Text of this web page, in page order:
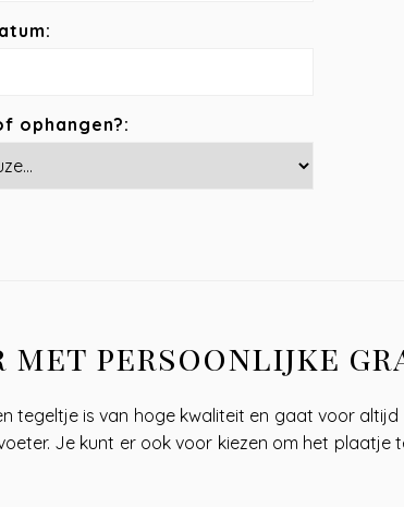
ophangen?:
persoonlijke
tegeltje is van hoge kwaliteit en gaat voor
Je kunt er ook voor kiezen om het plaatje